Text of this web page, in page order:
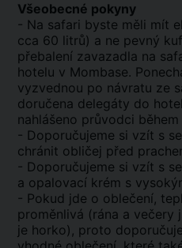
Všeobecné pokyny
- Na safari byste měli mít
cca 60 litrů) a ne pevný
přebalení zavazadla na
hotelu v Mombase.
vyzvednou po návratu ze
doručena delegáty do
nahlášeno průvodci
- Doporučujeme si vzít s
chránit obličej před
- Doporučujeme si vzít s
a opalovací krém s
- Pokud jde o oblečení,
proměnlivá (rána a večery
je horko), proto